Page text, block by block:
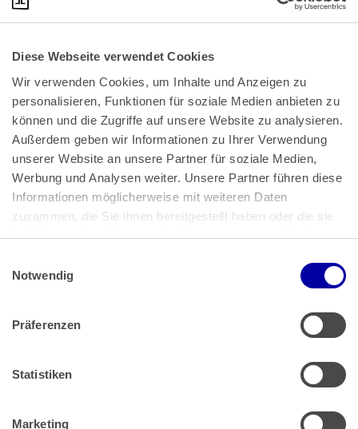
Diese Webseite verwendet Cookies
Wir verwenden Cookies, um Inhalte und Anzeigen zu
personalisieren, Funktionen für soziale Medien anbieten zu
können und die Zugriffe auf unsere Website zu analysieren.
Außerdem geben wir Informationen zu Ihrer Verwendung
unserer Website an unsere Partner für soziale Medien,
Werbung und Analysen weiter. Unsere Partner führen diese
Informationen möglicherweise mit weiteren Daten
zusammen, die Sie ihnen bereitgestellt haben oder die sie
im Rahmen Ihrer Nutzung der Dienste gesammelt haben.
Impressum
Notwendig
Präferenzen
Statistiken
Marketing
Bundeskanzlerplatz 2
53113 Bonn
Pressemitteilungen|AGB
Impressum|Datenschutz
Muster Widerrufsformular (PDF)